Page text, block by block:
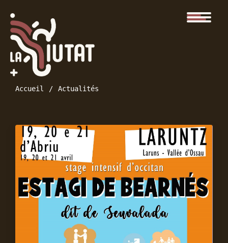
Accueil Actualités